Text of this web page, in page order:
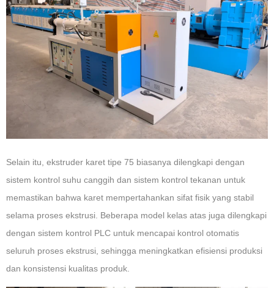
Selain itu, ekstruder karet tipe 75 biasanya dilengkapi dengan
sistem kontrol suhu canggih dan sistem kontrol tekanan untuk
memastikan bahwa karet mempertahankan sifat fisik yang stabil
selama proses ekstrusi. Beberapa model kelas atas juga dilengkapi
dengan sistem kontrol PLC untuk mencapai kontrol otomatis
seluruh proses ekstrusi, sehingga meningkatkan efisiensi produksi
dan konsistensi kualitas produk.